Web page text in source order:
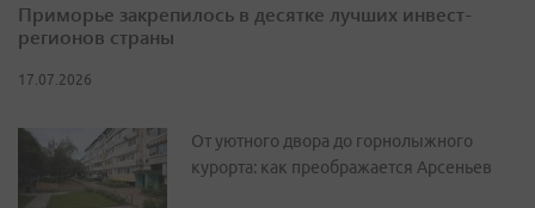
Приморье закрепилось в десятке лучших инвест-
регионов страны
17.07.2026
От уютного двора до горнолыжного
курорта: как преображается Арсеньев